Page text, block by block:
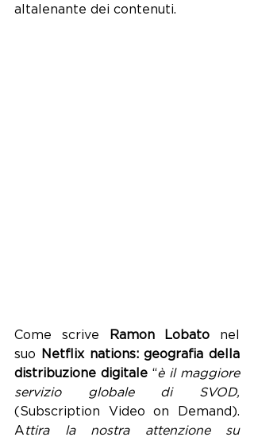
altalenante dei contenuti.
Come scrive Ramon Lobato nel
suo
Netflix nations: geografia della
distribuzione digitale “è il maggiore
servizio globale di SVOD,
(Subscription Video on Demand).
Attira la nostra attenzione su